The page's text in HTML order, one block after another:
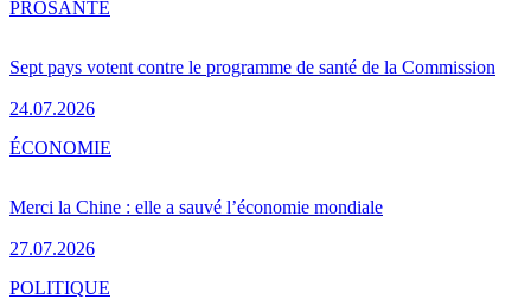
Sept pays votent contre le programme de santé de la Commission
24.07.2026
PROSANTÉ
Merci la Chine : elle a sauvé l’économie mondiale
27.07.2026
ÉCONOMIE
POLITIQUE